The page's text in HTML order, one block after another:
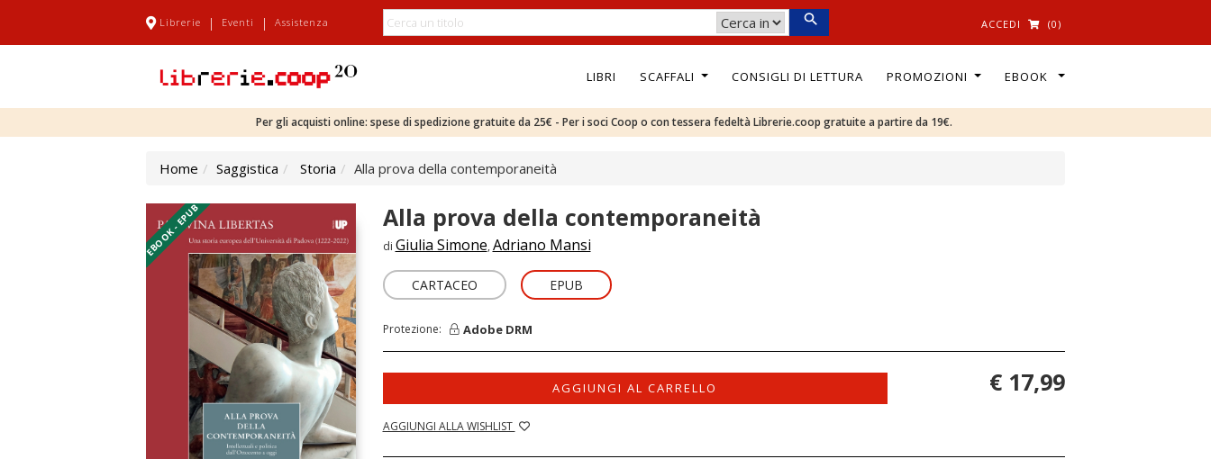
Librerie | Eventi | Assistenza ACCEDI (0)
LIBRI SCAFFALI CONSIGLI DI LETTURA PROMOZIONI EBOOK
Per gli acquisti online: spese di spedizione gratuite da 25€ - Per i soci Coop o con tessera fedeltà Librerie.coop gratuite a partire da 19€.
Home Saggistica Storia Alla prova della contemporaneità
EBOOK - EPUB Alla prova della contemporaneità
di Giulia Simone, Adriano Mansi
CARTACEO EPUB
Protezione: Adobe DRM
AGGIUNGI AL CARRELLO
AGGIUNGI ALLA WISHLIST
€ 17,99